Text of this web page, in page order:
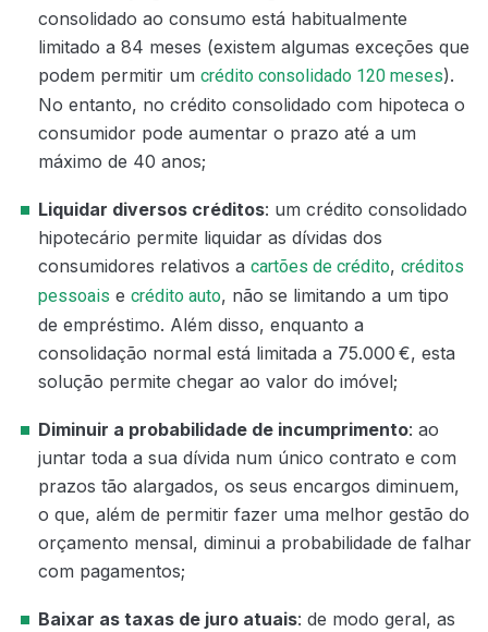
consolidado ao consumo está habitualmente
limitado a 84 meses (existem algumas exceções que
podem permitir um crédito consolidado 120 meses).
No entanto, no crédito consolidado com hipoteca o
consumidor pode aumentar o prazo até a um
máximo de 40 anos;
Liquidar diversos créditos: um crédito consolidado
hipotecário permite liquidar as dívidas dos
consumidores relativos a cartões de crédito, créditos
pessoais e crédito auto, não se limitando a um tipo
de empréstimo. Além disso, enquanto a
consolidação normal está limitada a 75.000 €, esta
solução permite chegar ao valor do imóvel;
Diminuir a probabilidade de incumprimento: ao
juntar toda a sua dívida num único contrato e com
prazos tão alargados, os seus encargos diminuem,
o que, além de permitir fazer uma melhor gestão do
orçamento mensal, diminui a probabilidade de falhar
com pagamentos;
Baixar as taxas de juro atuais: de modo geral, as